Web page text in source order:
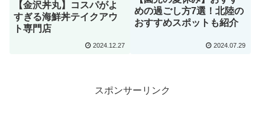
【金沢丼丸】コスパがよ
すぎる海鮮丼テイクアウ
ト専門店
2024.12.27
めの過ごし方7選！北陸の
おすすめスポットも紹介
2024.07.29
スポンサーリンク